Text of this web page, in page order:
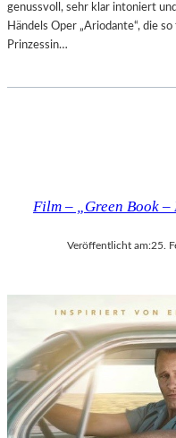
genussvoll, sehr klar intoniert
Händels Oper „Ariodante“, die
Prinzessin…
Film – „Green Book
Veröffentlicht am:25.